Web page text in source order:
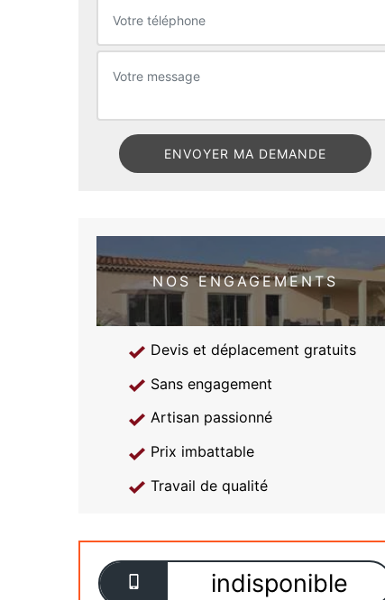
NOS ENGAGEMENTS
Devis et déplacement gratuits
Sans engagement
Artisan passionné
Prix imbattable
Travail de qualité
indisponible